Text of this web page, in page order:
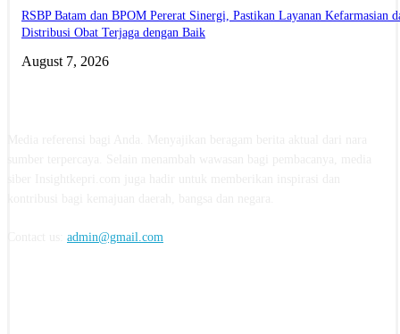
RSBP Batam dan BPOM Pererat Sinergi, Pastikan Layanan Kefarmasian
Distribusi Obat Terjaga dengan Baik
August 7, 2026
admin@gmail.com